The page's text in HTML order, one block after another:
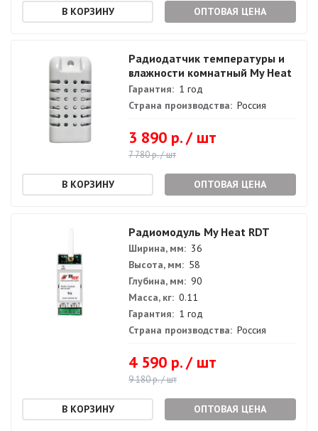
ОПТОВАЯ ЦЕНА
Радиодатчик температуры и
влажности комнатный My Heat
Гарантия: 1 год
Страна производства: Россия
3 890 р. / шт
7 780 р. / шт
ОПТОВАЯ ЦЕНА
Радиомодуль My Heat RDT
Ширина, мм: 36
Высота, мм: 58
Глубина, мм: 90
Масса, кг: 0.11
Гарантия: 1 год
Страна производства: Россия
4 590 р. / шт
9 180 р. / шт
ОПТОВАЯ ЦЕНА